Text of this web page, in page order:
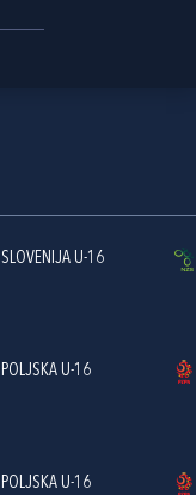
SLOVENIJA U-16
POLJSKA U-16
POLJSKA U-16